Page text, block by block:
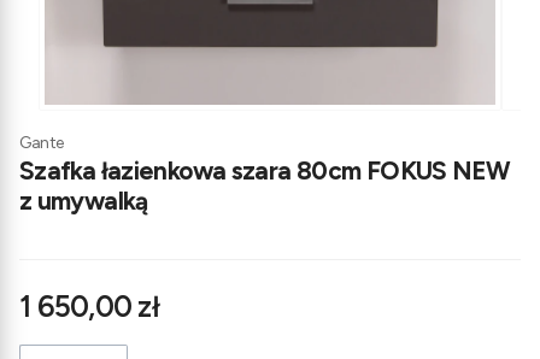
Gante
Szafka łazienkowa szara 80cm FOKUS NEW
z umywalką
Cena
1 650,00 zł